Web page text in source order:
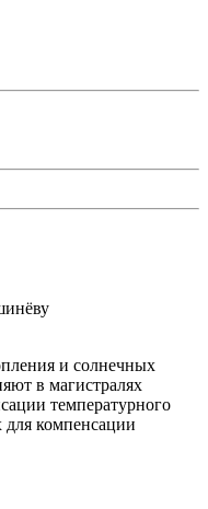
и солнечных
в магистралях
температурного
для компенсации